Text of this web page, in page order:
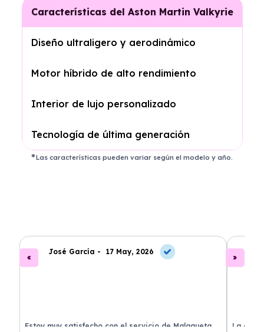
Características del Aston Martin Valkyrie
Diseño ultraligero y aerodinámico
Motor híbrido de alto rendimiento
Interior de lujo personalizado
Tecnología de última generación
Las características pueden variar según el modelo y año.
José García - 17 May, 2026
Estoy muy satisfecho con el servicio de Malagueta
La